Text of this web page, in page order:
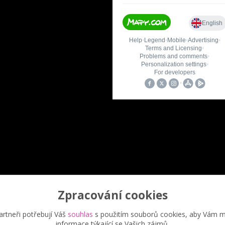
Zpracování cookies
potřebují Váš souhlas s použitím souborů cookies, aby Vám